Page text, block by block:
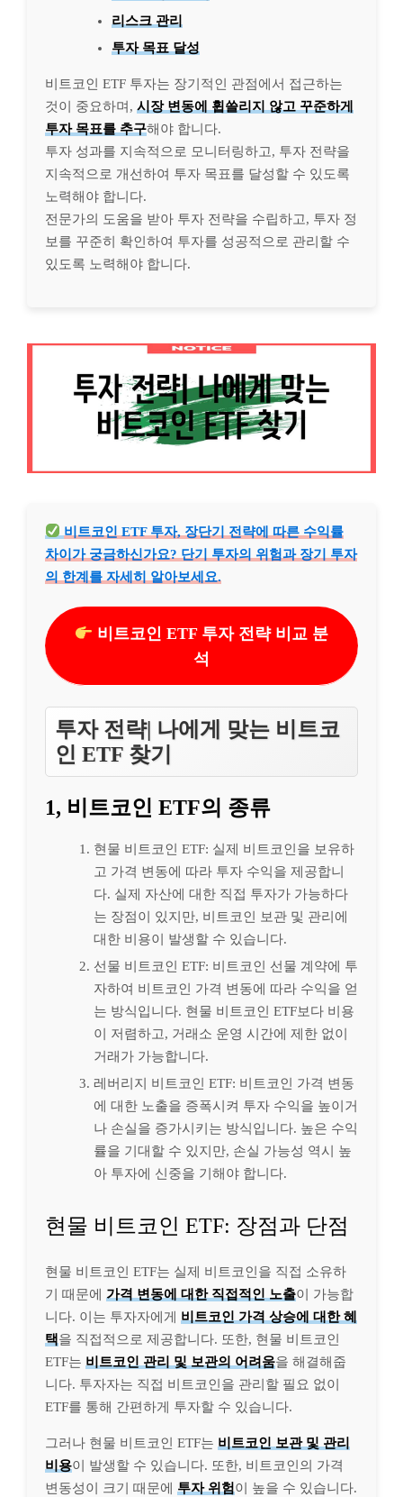
리스크 관리
투자 목표 달성
비트코인 ETF 투자는 장기적인 관점에서 접근하는
것이 중요하며, 시장 변동에 휩쓸리지 않고 꾸준하게
투자 목표를 추구해야 합니다.
투자 성과를 지속적으로 모니터링하고, 투자 전략을
지속적으로 개선하여 투자 목표를 달성할 수 있도록
노력해야 합니다.
전문가의 도움을 받아 투자 전략을 수립하고, 투자 정
보를 꾸준히 확인하여 투자를 성공적으로 관리할 수
있도록 노력해야 합니다.
비트코인 ETF 투자, 장단기 전략에 따른 수익률
차이가 궁금하신가요? 단기 투자의 위험과 장기 투자
의 한계를 자세히 알아보세요.
비트코인 ETF 투자 전략 비교 분
석
투자 전략| 나에게 맞는 비트코
인 ETF 찾기
1, 비트코인 ETF의 종류
현물 비트코인 ETF: 실제 비트코인을 보유하
고 가격 변동에 따라 투자 수익을 제공합니
다. 실제 자산에 대한 직접 투자가 가능하다
는 장점이 있지만, 비트코인 보관 및 관리에
대한 비용이 발생할 수 있습니다.
선물 비트코인 ETF: 비트코인 선물 계약에 투
자하여 비트코인 가격 변동에 따라 수익을 얻
는 방식입니다. 현물 비트코인 ETF보다 비용
이 저렴하고, 거래소 운영 시간에 제한 없이
거래가 가능합니다.
레버리지 비트코인 ETF: 비트코인 가격 변동
에 대한 노출을 증폭시켜 투자 수익을 높이거
나 손실을 증가시키는 방식입니다. 높은 수익
률을 기대할 수 있지만, 손실 가능성 역시 높
아 투자에 신중을 기해야 합니다.
현물 비트코인 ETF: 장점과 단점
현물 비트코인 ETF는 실제 비트코인을 직접 소유하
기 때문에 가격 변동에 대한 직접적인 노출이 가능합
니다. 이는 투자자에게 비트코인 가격 상승에 대한 혜
택을 직접적으로 제공합니다. 또한, 현물 비트코인
ETF는 비트코인 관리 및 보관의 어려움을 해결해줍
니다. 투자자는 직접 비트코인을 관리할 필요 없이
ETF를 통해 간편하게 투자할 수 있습니다.
그러나 현물 비트코인 ETF는 비트코인 보관 및 관리
비용이 발생할 수 있습니다. 또한, 비트코인의 가격
변동성이 크기 때문에 투자 위험이 높을 수 있습니다.